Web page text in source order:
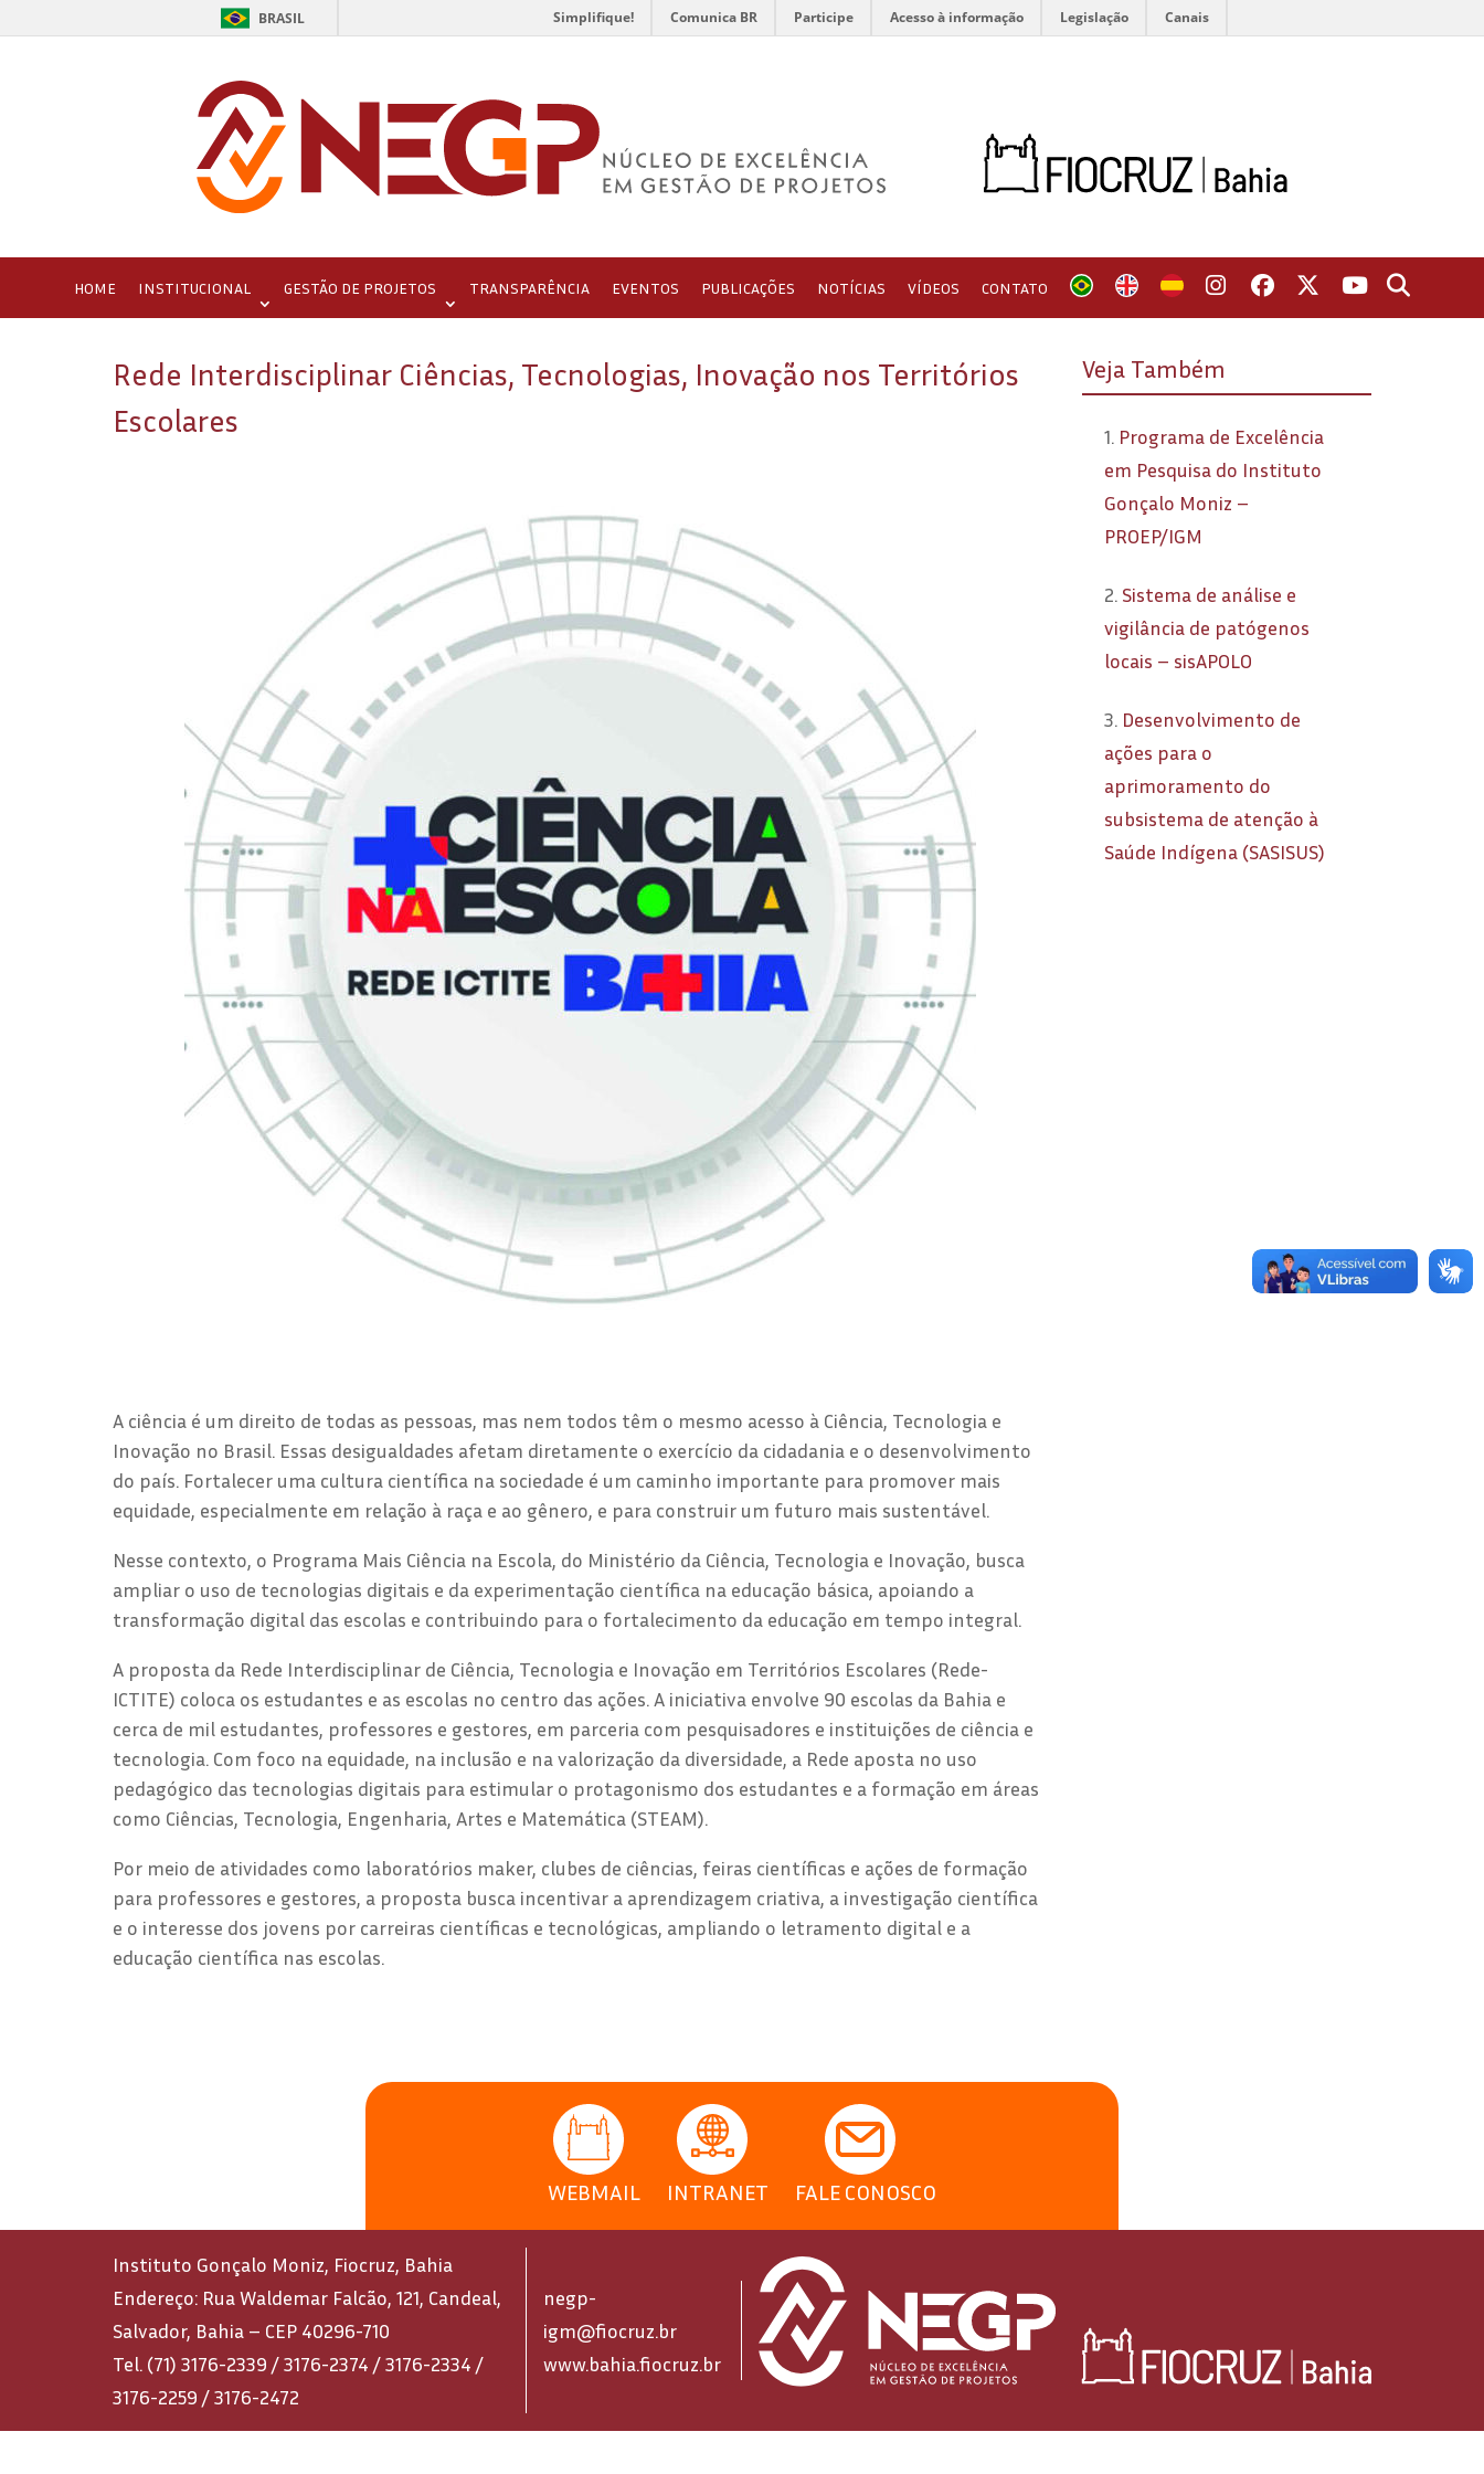
BRASIL Simplifique! Comunica BR Participe Acesso à informação Legislação Canais
HOME INSTITUCIONAL GESTÃO DE PROJETOS TRANSPARÊNCIA EVENTOS PUBLICAÇÕES NOTÍCIAS VÍDEOS CONTATO
Rede Interdisciplinar Ciências, Tecnologias, Inovação nos Territórios
Escolares
A ciência é um direito de todas as pessoas, mas nem todos têm o mesmo acesso à Ciência, Tecnologia e
Inovação no Brasil. Essas desigualdades afetam diretamente o exercício da cidadania e o desenvolvimento
do país. Fortalecer uma cultura científica na sociedade é um caminho importante para promover mais
equidade, especialmente em relação à raça e ao gênero, e para construir um futuro mais sustentável.
Nesse contexto, o Programa Mais Ciência na Escola, do Ministério da Ciência, Tecnologia e Inovação, busca
ampliar o uso de tecnologias digitais e da experimentação científica na educação básica, apoiando a
transformação digital das escolas e contribuindo para o fortalecimento da educação em tempo integral.
A proposta da Rede Interdisciplinar de Ciência, Tecnologia e Inovação em Territórios Escolares (Rede-
ICTITE) coloca os estudantes e as escolas no centro das ações. A iniciativa envolve 90 escolas da Bahia e
cerca de mil estudantes, professores e gestores, em parceria com pesquisadores e instituições de ciência e
tecnologia. Com foco na equidade, na inclusão e na valorização da diversidade, a Rede aposta no uso
pedagógico das tecnologias digitais para estimular o protagonismo dos estudantes e a formação em áreas
como Ciências, Tecnologia, Engenharia, Artes e Matemática (STEAM).
Por meio de atividades como laboratórios maker, clubes de ciências, feiras científicas e ações de formação
para professores e gestores, a proposta busca incentivar a aprendizagem criativa, a investigação científica
e o interesse dos jovens por carreiras científicas e tecnológicas, ampliando o letramento digital e a
educação científica nas escolas.
Veja Também
1. Programa de Excelência
em Pesquisa do Instituto
Gonçalo Moniz –
PROEP/IGM
2. Sistema de análise e
vigilância de patógenos
locais – sisAPOLO
3. Desenvolvimento de
ações para o
aprimoramento do
subsistema de atenção à
Saúde Indígena (SASISUS)
WEBMAIL INTRANET FALE CONOSCO
Instituto Gonçalo Moniz, Fiocruz, Bahia
Endereço: Rua Waldemar Falcão, 121, Candeal,
Salvador, Bahia – CEP 40296-710
Tel. (71) 3176-2339 / 3176-2374 / 3176-2334 /
3176-2259 / 3176-2472
negp-
igm@fiocruz.br
www.bahia.fiocruz.br